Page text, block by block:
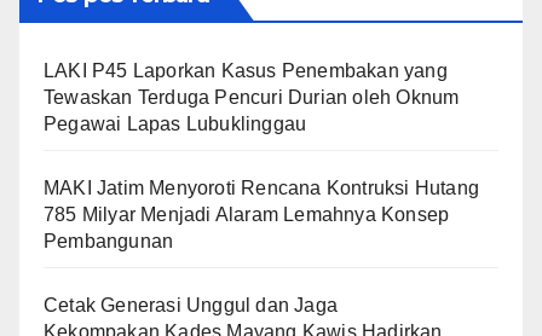
LAKI P45 Laporkan Kasus Penembakan yang
Tewaskan Terduga Pencuri Durian oleh Oknum
Pegawai Lapas Lubuklinggau
MAKI Jatim Menyoroti Rencana Kontruksi Hutang
785 Milyar Menjadi Alaram Lemahnya Konsep
Pembangunan
Cetak Generasi Unggul dan Jaga